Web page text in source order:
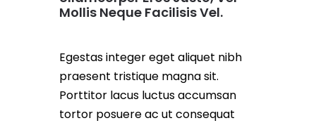
Mollis Neque Facilisis Vel.
Egestas integer eget aliquet nibh
praesent tristique magna sit.
Porttitor lacus luctus accumsan
tortor posuere ac ut consequat